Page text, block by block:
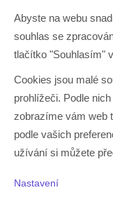
O mně
JAK PRACUJI
O mně
Abyste na webu
souhlas se
tlačítko "Souhlasím"
Cookies jsou malé
prohlížeči. Podle
zobrazíme vám web
podle vašich
užívání si můžete
Nastavení